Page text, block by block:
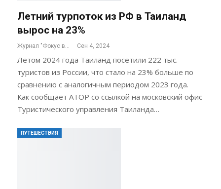
Летний турпоток из РФ в Таиланд
вырос на 23%
Журнал "Фокус внимания" Сен 4, 2024
Летом 2024 года Таиланд посетили 222 тыс.
туристов из России, что стало на 23% больше по
сравнению с аналогичным периодом 2023 года.
Как сообщает АТОР со ссылкой на московский офис
Туристического управления Таиланда…
ПУТЕШЕСТВИЯ